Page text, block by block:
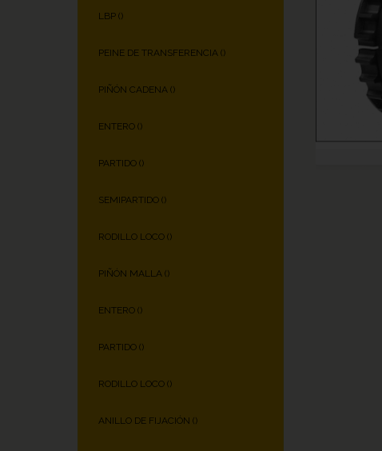
LBP ()
PEINE DE TRANSFERENCIA ()
PIÑÓN CADENA ()
ENTERO ()
PARTIDO ()
SEMIPARTIDO ()
RODILLO LOCO ()
PIÑÓN MALLA ()
ENTERO ()
PARTIDO ()
RODILLO LOCO ()
ANILLO DE FIJACIÓN ()